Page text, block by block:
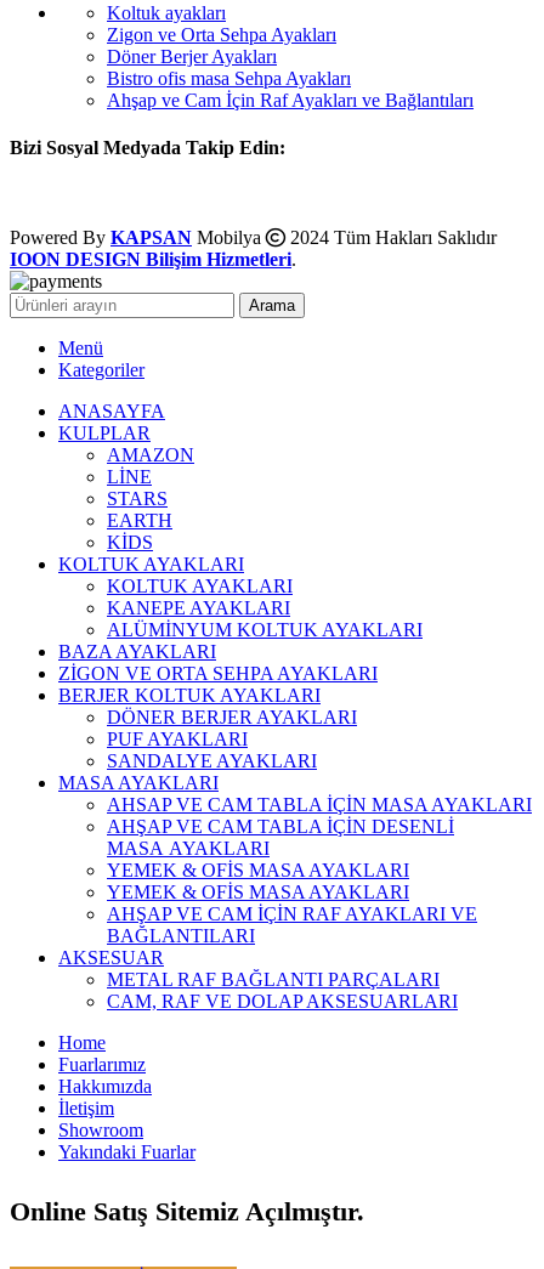
Koltuk ayakları
Zigon ve Orta Sehpa Ayakları
Döner Berjer Ayakları
Bistro ofis masa Sehpa Ayakları
Ahşap ve Cam İçin Raf Ayakları ve Bağlantıları
Bizi Sosyal Medyada Takip Edin:
Powered By KAPSAN Mobilya
2024 Tüm Hakları Saklıdır
IOON DESIGN Bilişim Hizmetleri.
Arama
Menü
Kategoriler
ANASAYFA
KULPLAR
AMAZON
LİNE
STARS
EARTH
KİDS
KOLTUK AYAKLARI
KOLTUK AYAKLARI
KANEPE AYAKLARI
ALÜMİNYUM KOLTUK AYAKLARI
BAZA AYAKLARI
ZİGON VE ORTA SEHPA AYAKLARI
BERJER KOLTUK AYAKLARI
DÖNER BERJER AYAKLARI
PUF AYAKLARI
SANDALYE AYAKLARI
MASA AYAKLARI
AHSAP VE CAM TABLA İÇİN MASA AYAKLARI
AHŞAP VE CAM TABLA İÇİN DESENLİ
MASA AYAKLARI
YEMEK & OFİS MASA AYAKLARI
YEMEK & OFİS MASA AYAKLARI
AHŞAP VE CAM İÇİN RAF AYAKLARI VE
BAĞLANTILARI
AKSESUAR
METAL RAF BAĞLANTI PARÇALARI
CAM, RAF VE DOLAP AKSESUARLARI
Home
Fuarlarımız
Hakkımızda
İletişim
Showroom
Yakındaki Fuarlar
Online Satış Sitemiz Açılmıştır.